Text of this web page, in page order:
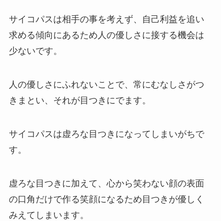
サイコパスは相手の事を考えず、自己利益を追い
求める傾向にあるため人の優しさに接する機会は
少ないです。
人の優しさにふれないことで、常にむなしさがつ
きまとい、それが目つきにでます。
サイコパスは虚ろな目つきになってしまいがちで
す。
虚ろな目つきに加えて、心から笑わない顔の表面
の口角だけで作る笑顔になるため目つきが優しく
みえてしまいます。